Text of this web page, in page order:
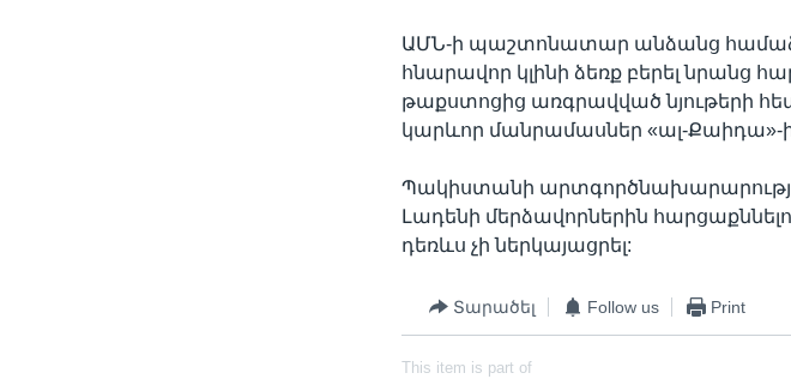
ԱՄՆ-ի պաշտոնատար անձանց
հնարավոր կլինի ձեռք բերել նրանց
թաքստոցից առգրավված նյութերի
կարևոր մանրամասներ «ալ-Քաիդա»-ի
Պակիստանի
Լադենի մերձավորներին
դեռևս չի ներկայացրել:
Տարածել Follow us Print
This item is part of